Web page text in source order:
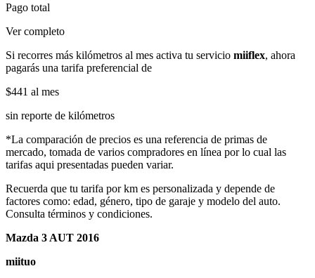
Pago total
Ver completo
Si recorres más kilómetros al mes activa tu servicio miiflex, ahora
pagarás una tarifa preferencial de
$441 al mes
sin reporte de kilómetros
*La comparación de precios es una referencia de primas de
mercado, tomada de varios compradores en línea por lo cual las
tarifas aqui presentadas pueden variar.
Recuerda que tu tarifa por km es personalizada y depende de
factores como: edad, género, tipo de garaje y modelo del auto.
Consulta términos y condiciones.
Mazda 3 AUT 2016
miituo